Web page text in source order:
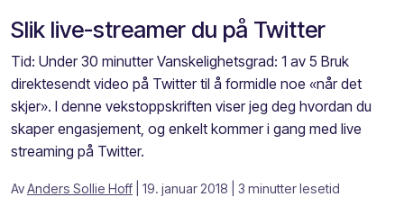
Slik live-streamer du på Twitter
Tid: Under 30 minutter Vanskelighetsgrad: 1 av 5 Bruk
direktesendt video på Twitter til å formidle noe «når det
skjer». I denne vekstoppskriften viser jeg deg hvordan du
skaper engasjement, og enkelt kommer i gang med live
streaming på Twitter.
AvAnders Sollie Hoff | 19. januar 2018 | 3 minutter lesetid